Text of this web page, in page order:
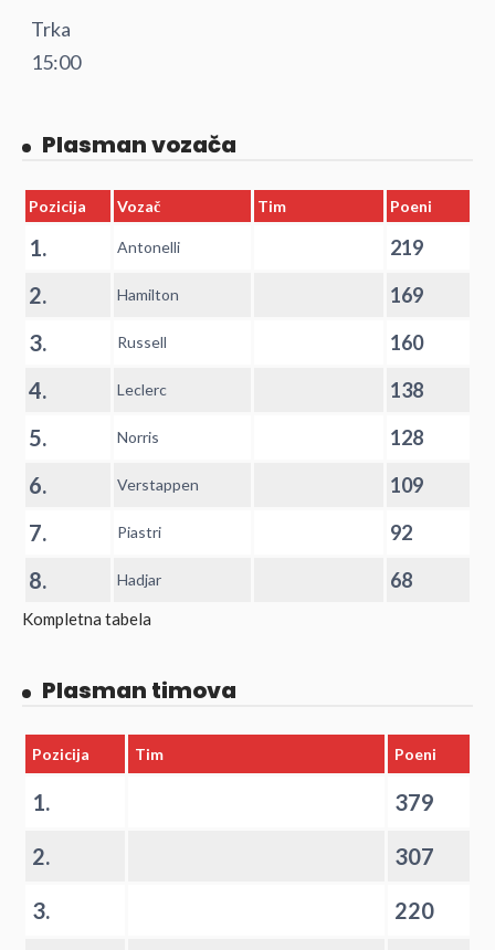
Trka
15:00
Plasman vozača
Pozicija Vozač Tim Poeni
1. Antonelli 219
2. Hamilton 169
3. Russell 160
4. Leclerc 138
5. Norris 128
6. Verstappen 109
7. Piastri 92
8. Hadjar 68
Kompletna tabela
Plasman timova
Pozicija Tim Poeni
1. 379
2. 307
3. 220